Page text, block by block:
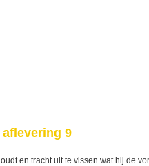
9
en tracht uit te vissen wat hij de